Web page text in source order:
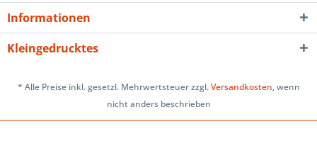
Informationen
Kleingedrucktes
* Alle Preise inkl. gesetzl. Mehrwertsteuer zzgl.Versandkosten, wenn
nicht anders beschrieben